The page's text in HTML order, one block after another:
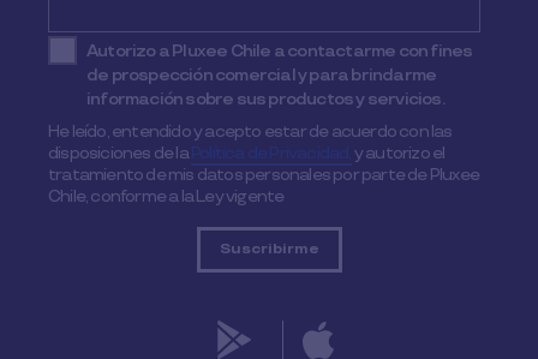
Autorizo a Pluxee Chile a contactarme con fines
de prospección comercial y para brindarme
información sobre sus productos y servicios.
He leído, entendido y acepto estar de acuerdo con las
disposiciones de laPolítica de Privacidad,y autorizo el
tratamiento de mis datos personales por parte de Pluxee
Chile, conforme a la Ley vigente